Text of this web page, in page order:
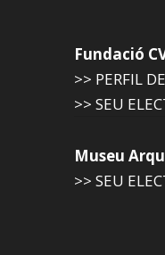
Fundació
>> PERFIL
>> SEU
Museu
>> SEU